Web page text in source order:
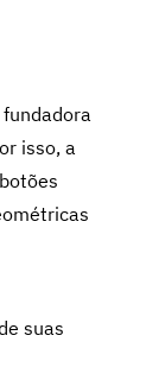
isso, a
suas